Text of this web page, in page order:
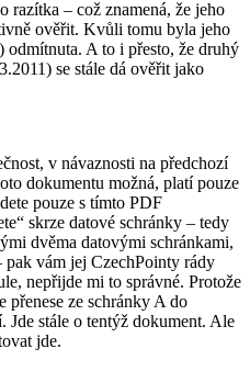
razítka – což znamená, že jeho
ověřit. Kvůli tomu byla jeho
odmítnuta. A to i přesto, že druhý
se stále dá ověřit jako
v návaznosti na předchozí
dokumentu možná, platí pouze
pouze s tímto PDF
skrze datové schránky – tedy
dvěma datovými schránkami,
pak vám jej CzechPointy rády
nepřijde mi to správné. Protože
přenese ze schránky A do
Jde stále o tentýž dokument. Ale
jde.